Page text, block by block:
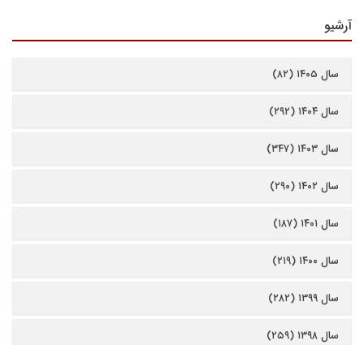
آرشیو
سال ۱۴۰۵ (۸۲)
سال ۱۴۰۴ (۲۹۲)
سال ۱۴۰۳ (۳۴۷)
سال ۱۴۰۲ (۲۹۰)
سال ۱۴۰۱ (۱۸۷)
سال ۱۴۰۰ (۲۱۹)
سال ۱۳۹۹ (۲۸۲)
سال ۱۳۹۸ (۲۵۹)